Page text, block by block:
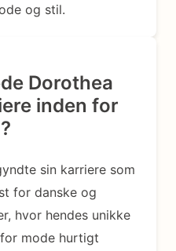
og stil.
Dorothea
inden for
sin karriere som
for danske og
hvor hendes unikke
mode hurtigt